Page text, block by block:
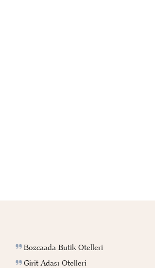
Bozcaada Butik Otelleri
Girit Adası Otelleri